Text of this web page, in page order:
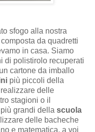
sfogo alla nostra
composta da quadretti
in casa. Siamo
di polistirolo recuperati
cartone da imballo
più piccoli della
delle
stagioni o il
grandi della scuola
delle bacheche
e matematica, a voi